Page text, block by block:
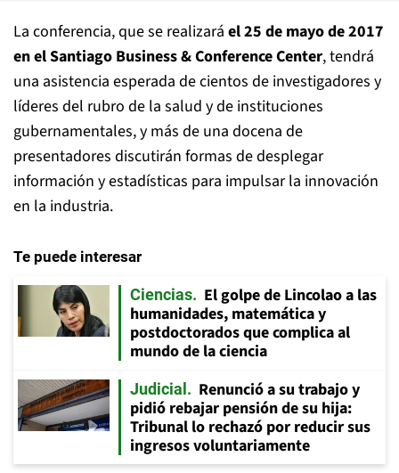
La conferencia, que se realizará el 25 de mayo de 2017
en el Santiago Business & Conference Center, tendrá
una asistencia esperada de cientos de investigadores y
líderes del rubro de la salud y de instituciones
gubernamentales, y más de una docena de
presentadores discutirán formas de desplegar
información y estadísticas para impulsar la innovación
en la industria.
Te puede interesar
Ciencias
El golpe de Lincolao a las
humanidades, matemática y
postdoctorados que complica al
mundo de la ciencia
Judicial
Renunció a su trabajo y
pidió rebajar pensión de su hija:
Tribunal lo rechazó por reducir sus
ingresos voluntariamente